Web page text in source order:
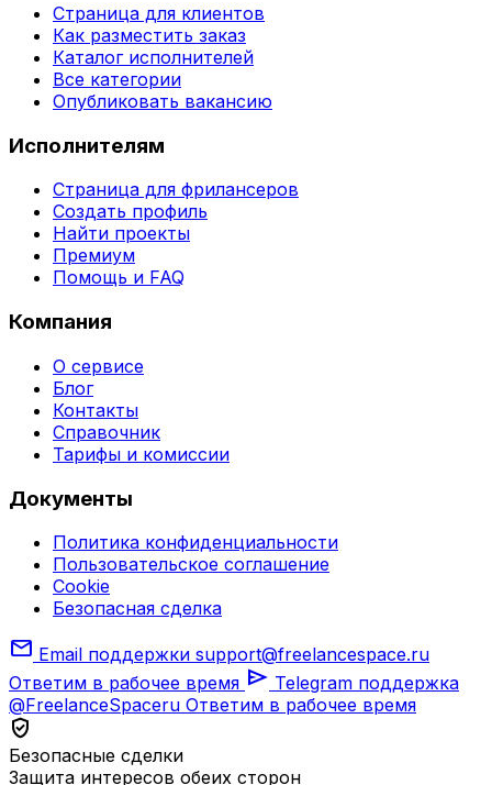
Страница для клиентов
Как разместить заказ
Каталог исполнителей
Все категории
Опубликовать вакансию
Исполнителям
Страница для фрилансеров
Создать профиль
Найти проекты
Премиум
Помощь и FAQ
Компания
О сервисе
Блог
Контакты
Справочник
Тарифы и комиссии
Документы
Политика конфиденциальности
Пользовательское соглашение
Cookie
Безопасная сделка
mail Email поддержки support@freelancespace.ru
Ответим в рабочее время send Telegram поддержка
@FreelanceSpaceru Ответим в рабочее время
verified_user
Безопасные сделки
Защита интересов обеих сторон